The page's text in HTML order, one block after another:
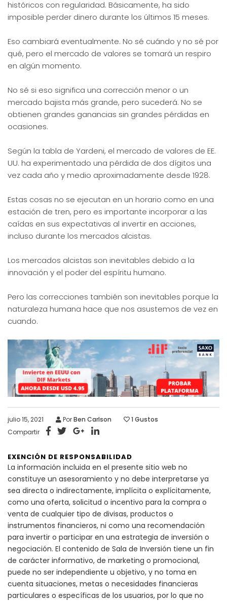
históricos con regularidad. Básicamente, ha sido
imposible perder dinero durante los últimos 15 meses.
Eso cambiará eventualmente. No sé cuándo y no sé por
qué, pero el mercado de valores se tomará un respiro
en algún momento.
No sé si eso significa una corrección menor o un
mercado bajista más grande, pero sucederá. No se
obtienen grandes ganancias sin grandes pérdidas en
ocasiones.
Según la tabla de Yardeni, el mercado de valores de EE.
UU. ha experimentado una pérdida de dos dígitos una
vez cada año y medio aproximadamente desde 1928.
Estas cosas no se ejecutan en un horario como en una
estación de tren, pero es importante incorporar a las
caídas en sus expectativas al invertir en acciones,
incluso durante los mercados alcistas.
Los mercados alcistas son inevitables debido a la
innovación y el poder del espíritu humano.
Pero las correcciones también son inevitables porque la
naturaleza humana hace que nos asustemos de vez en
cuando.
julio 15, 2021 PorBen Carlson 1 Gustos
Compartir
EXENCIÓN DE RESPONSABILIDAD
La información incluida en el presente sitio web no
constituye un asesoramiento y no debe interpretarse ya
sea directa o indirectamente, implícita o explícitamente,
como una oferta, solicitud o incentivo para la compra o
venta de cualquier tipo de divisas, productos o
instrumentos financieros, ni como una recomendación
para invertir o participar en una estrategia de inversión o
negociación. El contenido de Sala de Inversión tiene un fin
de carácter informativo, de marketing o promocional,
puede no ser independiente u objetivo, y no toma en
cuenta situaciones, metas o necesidades financieras
particulares o específicas de los usuarios, por lo que no